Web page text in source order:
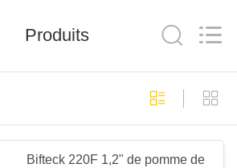
Produits
Bifteck 220F 1,2" de pomme de